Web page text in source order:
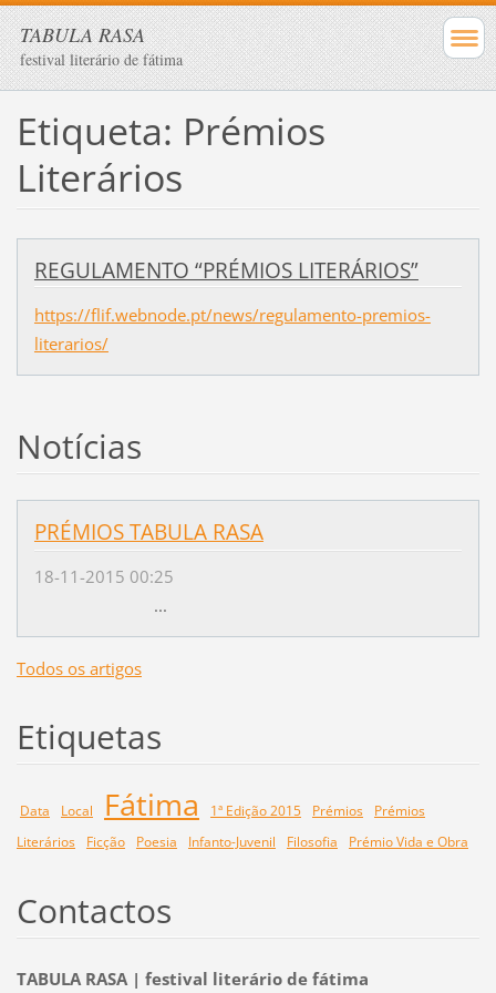
TABULA RASA
festival literário de fátima
Etiqueta: Prémios
Literários
REGULAMENTO “PRÉMIOS LITERÁRIOS”
https://flif.webnode.pt/news/regulamento-premios-
literarios/
Notícias
PRÉMIOS TABULA RASA
18-11-2015 00:25
...
Todos os artigos
Etiquetas
Data Local Fátima 1ª Edição 2015 Prémios
Prémios
Literários
Ficção Poesia Infanto-Juvenil Filosofia Prémio Vida e Obra
Contactos
TABULA RASA | festival literário de fátima